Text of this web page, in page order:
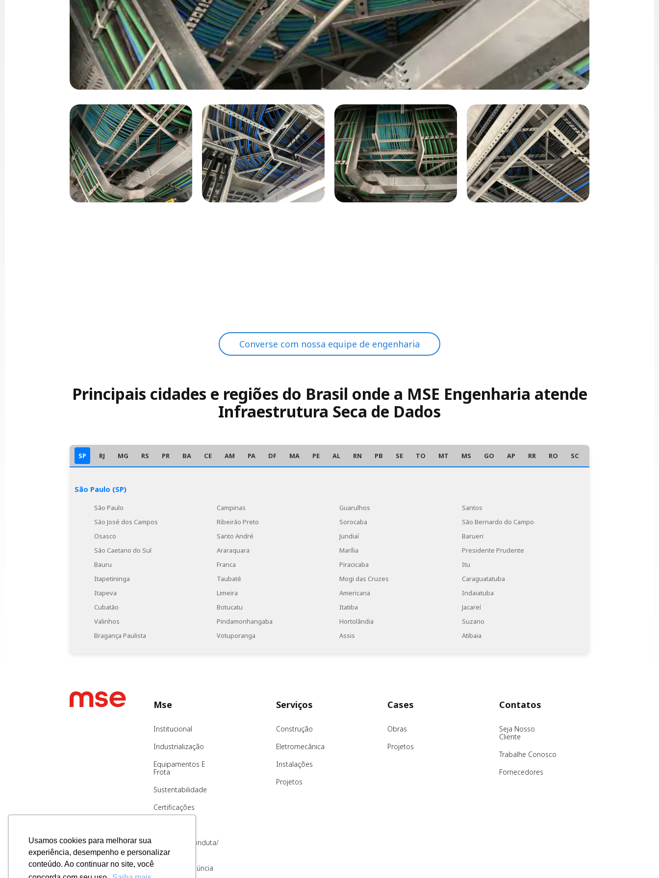
Usamos cookies para melhorar sua
experiência, desempenho e personalizar
conteúdo. Ao continuar no site, você
Converse com nossa equipe de engenharia
Principais cidades e regiões do Brasil onde a MSE Engenharia atende
Infraestrutura Seca de Dados
SP RJ MG RS PR BA CE AM PA DF MA PE AL RN PB SE TO MT MS GO AP RR RO SC
São Paulo (SP)
São Paulo Campinas Guarulhos
Santos
São José dos Campos
Ribeirão Preto Sorocaba
São Bernardo do Campo
Osasco
Santo André Jundiaí
Barueri
São Caetano do Sul
Araraquara Marília
Presidente Prudente
Bauru
Franca Piracicaba
Itu
Itapetininga
Taubaté Mogi das Cruzes
Caraguatatuba
Itapeva
Limeira Americana
Indaiatuba
Cubatão
Botucatu Itatiba
Jacareí
Valinhos
Pindamonhangaba Hortolândia
Suzano
Bragança Paulista
Votuporanga Assis Atibaia
Mse
Institucional
Industrialização
Equipamentos E
Frota
Sustentabilidade
Certificações
Código De Conduta/
Ética
Canal De Denúncia
Serviços
Construção
Eletromecânica
Instalações
Projetos
Cases
Obras
Projetos
Contatos
Seja Nosso
Cliente
Trabalhe Conosco
Fornecedores